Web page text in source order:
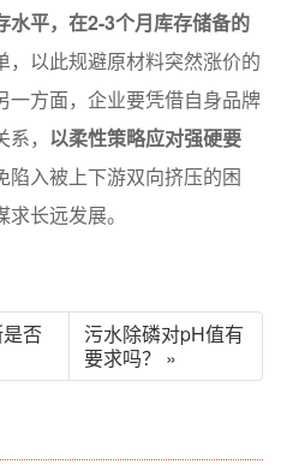
水平，在2-3个月库存储备的
，以此规避原材料突然涨价的
一方面，企业要凭借自身品牌
， 以柔性策略应对强硬要
陷入被上下游双向挤压的困
长远发展。
否
污水除磷对pH值有
要求吗？ »